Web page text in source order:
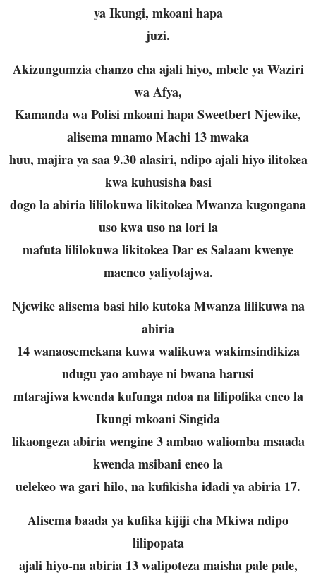
ya Ikungi, mkoani hapa
juzi.
Akizungumzia chanzo cha ajali hiyo, mbele ya Waziri
wa Afya,
Kamanda wa Polisi mkoani hapa Sweetbert Njewike,
alisema mnamo Machi 13 mwaka
huu, majira ya saa 9.30 alasiri, ndipo ajali hiyo ilitokea
kwa kuhusisha basi
dogo la abiria lililokuwa likitokea Mwanza kugongana
uso kwa uso na lori la
mafuta lililokuwa likitokea Dar es Salaam kwenye
maeneo yaliyotajwa.
Njewike alisema basi hilo kutoka Mwanza lilikuwa na
abiria
14 wanaosemekana kuwa walikuwa wakimsindikiza
ndugu yao ambaye ni bwana harusi
mtarajiwa kwenda kufunga ndoa na lilipofika eneo la
Ikungi mkoani Singida
likaongeza abiria wengine 3 ambao waliomba msaada
kwenda msibani eneo la
uelekeo wa gari hilo, na kufikisha idadi ya abiria 17.
Alisema baada ya kufika kijiji cha Mkiwa ndipo
lilipopata
ajali hiyo-na abiria 13 walipoteza maisha pale pale,